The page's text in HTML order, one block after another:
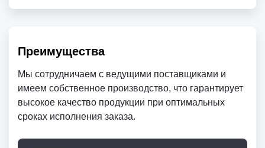
Преимущества
Мы сотрудничаем с ведущими поставщиками и
имеем собственное производство, что гарантирует
высокое качество продукции при оптимальных
сроках исполнения заказа.